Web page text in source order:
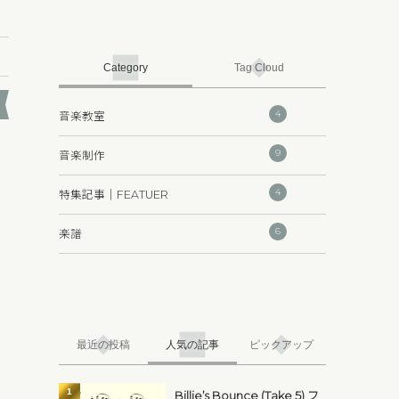
Category Tag Cloud
音楽教室 4
音楽制作 9
特集記事｜FEATUER 4
楽譜 6
最近の投稿 人気の記事 ピックアップ
Billie’s Bounce (Take 5) フ
1